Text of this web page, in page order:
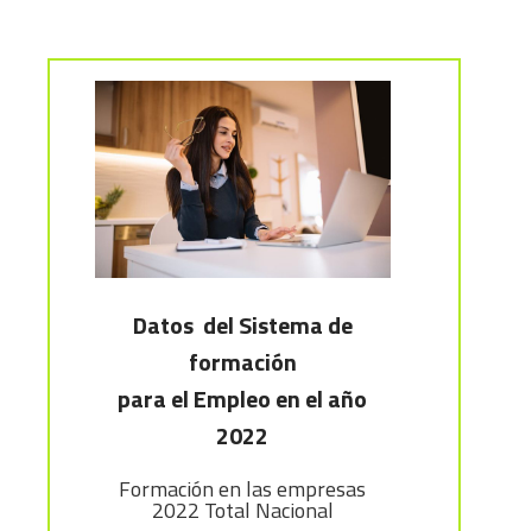
Datos del Sistema de
formación
para el Empleo en el año
2022
Formación en las empresas
2022 Total Nacional